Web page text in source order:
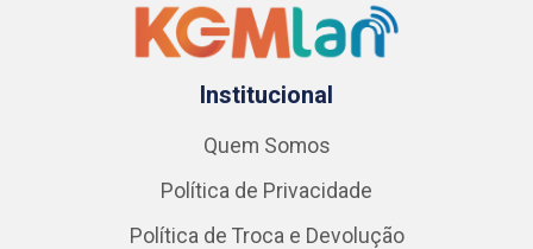
Institucional
Quem Somos
Política de Privacidade
Política de Troca e Devolução